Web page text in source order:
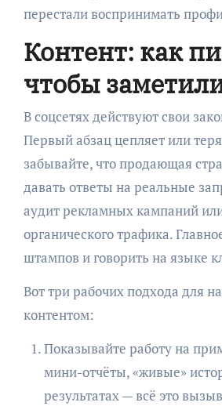
перестали воспринимать
Контент: как
чтобы
В соцсетях действуют свои
Первый абзац цепляет или
забывайте, что продающая
давать ответы на реальные
аудит рекламных кампаний
органического трафика.
штампов и говорить на языке
Вот три рабочих подхода для
контентом:
Показывайте работу на
мини-отчёты, «живые»
результатах — всё это